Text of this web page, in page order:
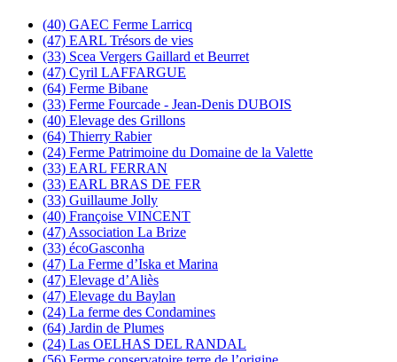
(40) GAEC Ferme Larricq
(47) EARL Trésors de vies
(33) Scea Vergers Gaillard et Beurret
(47) Cyril LAFFARGUE
(64) Ferme Bibane
(33) Ferme Fourcade - Jean-Denis DUBOIS
(40) Elevage des Grillons
(64) Thierry Rabier
(24) Ferme Patrimoine du Domaine de la Valette
(33) EARL FERRAN
(33) EARL BRAS DE FER
(33) Guillaume Jolly
(40) Françoise VINCENT
(47) Association La Brize
(33) écoGasconha
(47) La Ferme d’Iska et Marina
(47) Elevage d’Aliès
(47) Elevage du Baylan
(24) La ferme des Condamines
(64) Jardin de Plumes
(24) Las OELHAS DEL RANDAL